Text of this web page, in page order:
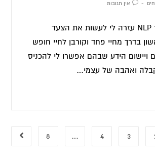
אין תגובות
ההחלטה ללמוד NLP עזרה לי לעשות את הצעד
בדרך מחיי פחד וקורבן לחיי חופש
ויישום הידע שבהם אפשרו לי להכניס
קבלה ואהבה של עצמי…
3
4
…
8